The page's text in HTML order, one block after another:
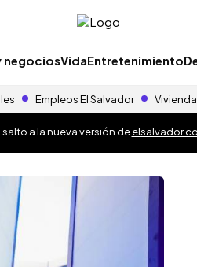
negociosVidaEntretenimiento
Empleos El Salvador
a la nueva versión de